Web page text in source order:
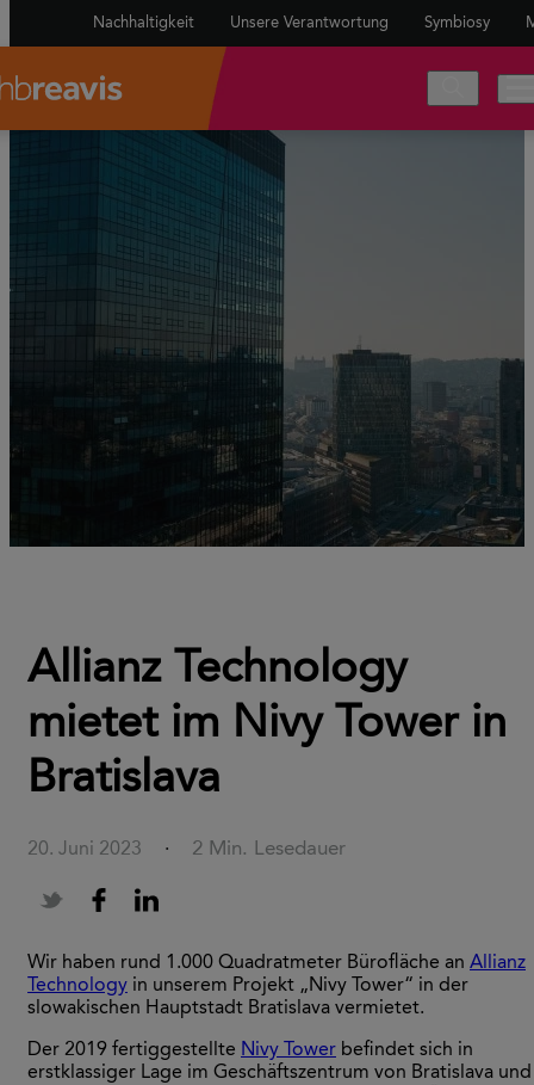
Nachhaltigkeit Unsere Verantwortung Symbiosy
Allianz Technology
mietet im Nivy Tower in
Bratislava
20. Juni 2023 · 2 Min. Lesedauer
Wir haben rund 1.000 Quadratmeter Bürofläche an Allianz
Technology in unserem Projekt „Nivy Tower“ in der
slowakischen Hauptstadt Bratislava vermietet.
Der 2019 fertiggestellte Nivy Tower befindet sich in
erstklassiger Lage im Geschäftszentrum von Bratislava und